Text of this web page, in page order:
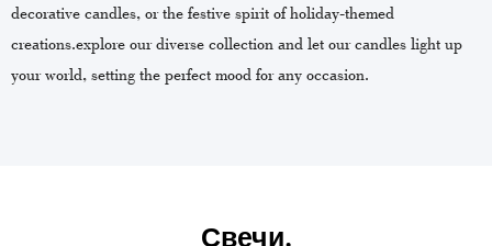
decorative candles, or the festive spirit of holiday-themed
creations.explore our diverse collection and let our candles light up
your world, setting the perfect mood for any occasion.
Свечи.